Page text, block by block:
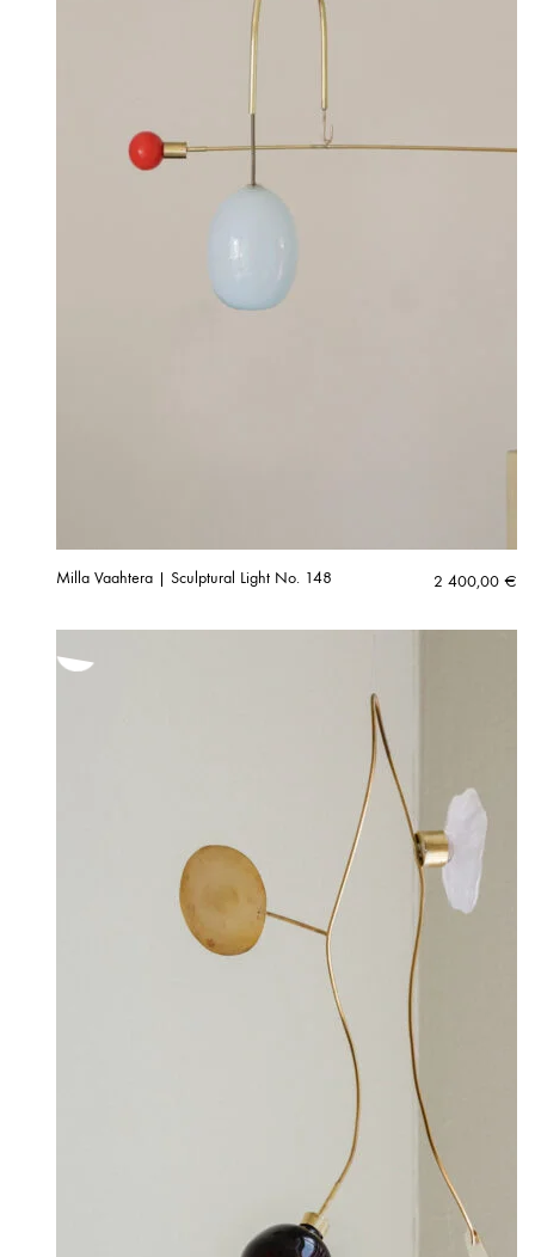
Milla Vaahtera | Sculptural Light No. 148 2 400,00 €